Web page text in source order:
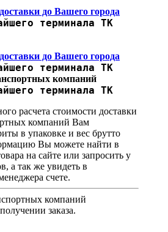
до Вашего города
терминала ТК
до Вашего города
терминала ТК
компаний
терминала ТК
расчета стоимости доставки
компаний Вам
в упаковке и вес брутто
Вы можете найти в
на сайте или запросить у
а так же увидеть в
счете.
компаний
заказа.